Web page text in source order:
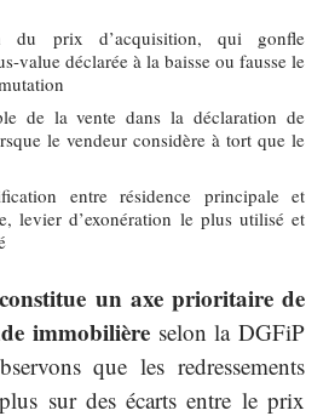
du prix d’acquisition, qui gonfle
value déclarée à la baisse ou fausse le
de la vente dans la déclaration de
le vendeur considère à tort que le
entre résidence principale et
levier d’exonération le plus utilisé et
un axe prioritaire de
immobilièreselon la DGFiP
que les redressements
sur des écarts entre le prix